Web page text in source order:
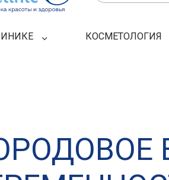
КОСМЕТОЛОГИЯ